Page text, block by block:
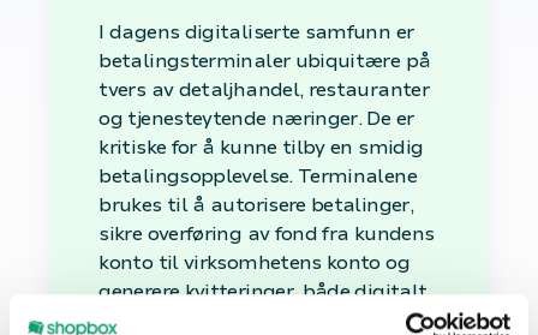
I dagens digitaliserte samfunn er
betalingsterminaler ubiquitære på
tvers av detaljhandel, restauranter
og tjenesteytende næringer. De er
kritiske for å kunne tilby en smidig
betalingsopplevelse. Terminalene
brukes til å autorisere betalinger,
sikre overføring av fond fra kundens
konto til virksomhetens konto og
generere kvitteringer, både digitalt
og på papir.